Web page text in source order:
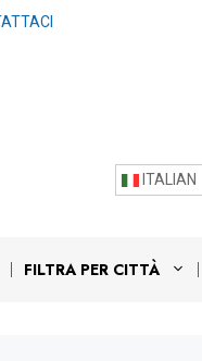
ITALIAN
FILTRA PER CITTÀ